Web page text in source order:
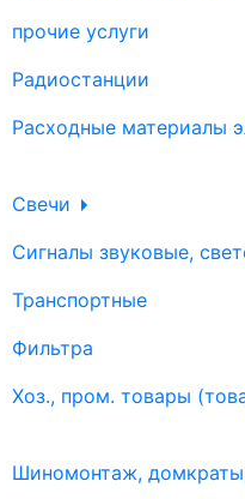
прочие услуги
Радиостанции
Расходные материалы
Свечи
Сигналы звуковые,
Транспортные
Фильтра
Хоз., пром. товары
Шиномонтаж,